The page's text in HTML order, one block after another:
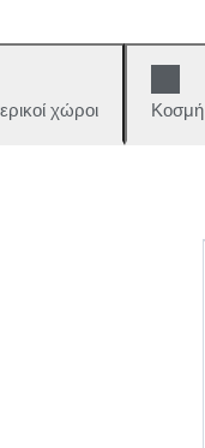
χώροι